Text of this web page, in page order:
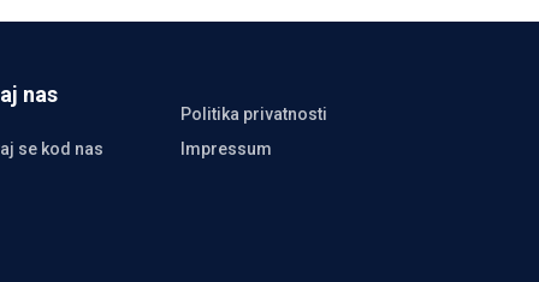
nas
Politika privatnosti
se kod nas
Impressum